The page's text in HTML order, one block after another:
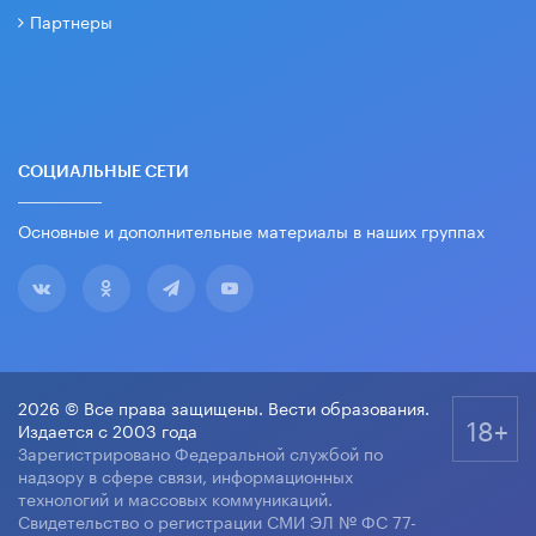
Партнеры
СОЦИАЛЬНЫЕ СЕТИ
Основные и дополнительные материалы в наших группах
2026 © Все права защищены. Вести образования.
Издается с 2003 года
Зарегистрировано Федеральной службой по
надзору в сфере связи, информационных
технологий и массовых коммуникаций.
Свидетельство о регистрации СМИ ЭЛ № ФС 77-
18+